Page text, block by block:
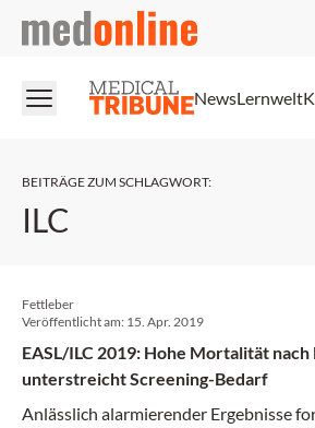
medonline
NewsLernwelt
BEITRÄGE ZUM SCHLAGWORT:
ILC
Fettleber
Veröffentlicht am: 15. Apr. 2019
EASL/ILC 2019: Hohe Mortalität
unterstreicht Screening-Bedarf
Anlässlich alarmierender Ergebnisse